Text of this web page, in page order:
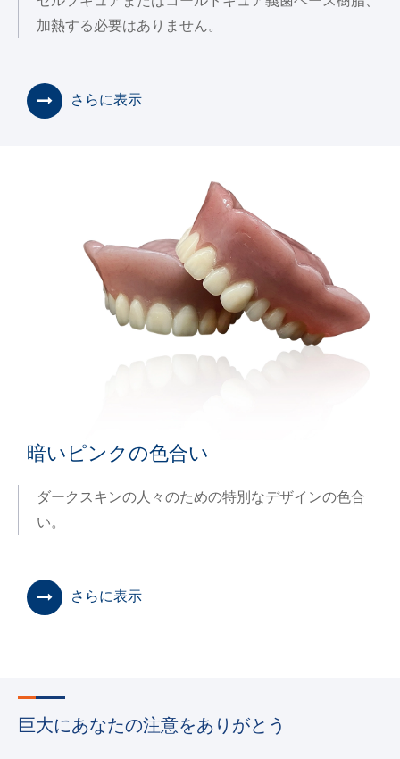
加熱する必要はありません。
さらに表示
暗いピンクの色合い
ダークスキンの人々のための特別なデザインの色合
い。
さらに表示
巨大にあなたの注意をありがとう